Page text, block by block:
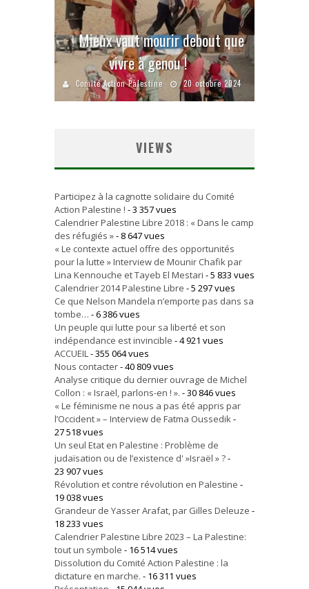
Mieux vaut mourir debout que
vivre à genou !
Comité Action Palestine 20 octobre 2024
VIEWS
Participez à la cagnotte solidaire du Comité
Action Palestine ! - 3 357 vues
Calendrier Palestine Libre 2018 : « Dans le camp
des réfugiés »- 8 647 vues
« Le contexte actuel offre des opportunités
pour la lutte » Interview de Mounir Chafik par
Lina Kennouche et Tayeb El Mestari - 5 833 vues
Calendrier 2014 Palestine Libre - 5 297 vues
Ce que Nelson Mandela n’emporte pas dans sa
tombe… - 6 386 vues
Un peuple qui lutte pour sa liberté et son
indépendance est invincible - 4 921 vues
ACCUEIL- 355 064 vues
Nous contacter- 40 809 vues
Analyse critique du dernier ouvrage de Michel
Collon : « Israël, parlons-en ! ». - 30 846 vues
« Le féminisme ne nous a pas été appris par
l’Occident » – Interview de Fatma Oussedik-
27 518 vues
Un seul Etat en Palestine : Problème de
judaïsation ou de l’existence d' »Israël » ?-
23 907 vues
Révolution et contre révolution en Palestine -
19 038 vues
Grandeur de Yasser Arafat, par Gilles Deleuze -
18 233 vues
Calendrier Palestine Libre 2023 – La Palestine:
tout un symbole - 16 514 vues
Dissolution du Comité Action Palestine : la
dictature en marche. - 16 311 vues